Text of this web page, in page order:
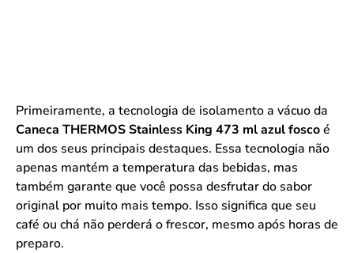
Primeiramente, a tecnologia de isolamento a vácuo da
Caneca THERMOS Stainless King 473 ml azul foscoé
um dos seus principais destaques. Essa tecnologia não
apenas mantém a temperatura das bebidas, mas
também garante que você possa desfrutar do sabor
original por muito mais tempo. Isso significa que seu
café ou chá não perderá o frescor, mesmo após horas de
preparo.